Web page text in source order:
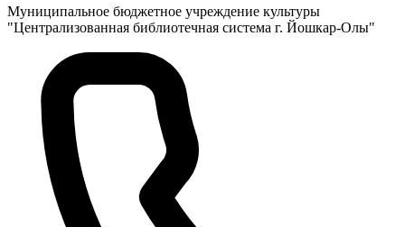
Муниципальное бюджетное учреждение культуры
"Централизованная библиотечная система г. Йошкар-Олы"